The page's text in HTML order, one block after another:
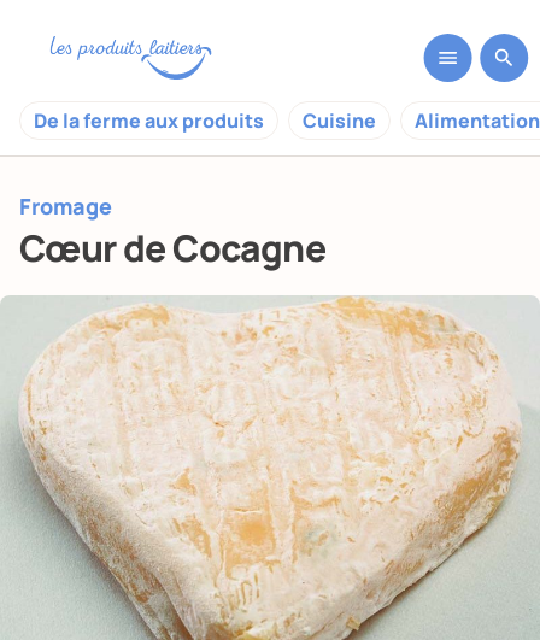
De la ferme aux produits Cuisine
Fromage
Cœur de Cocagne